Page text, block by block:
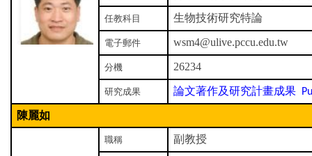
任教科目 生物技術研究特論
電子郵件 wsm4@ulive.pccu.edu.tw
分機 26234
研究成果 論文著作及研究計畫成果
陳麗如
職稱 副教授